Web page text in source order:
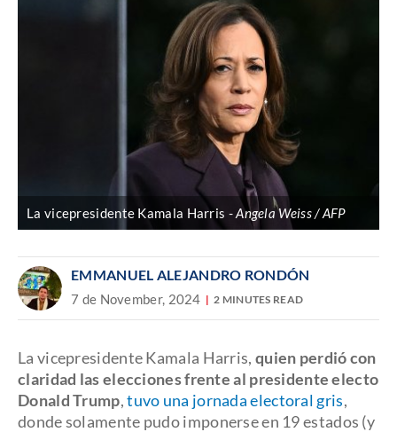
La vicepresidente Kamala Harris Angela Weiss / AFP
EMMANUEL ALEJANDRO RONDÓN
7 de November, 2024 2 MINUTES READ
La vicepresidente Kamala Harris, quien perdió con
claridad las elecciones frente al presidente electo
Donald Trump,tuvo una jornada electoral gris,
donde solamente pudo imponerse en 19 estados (y